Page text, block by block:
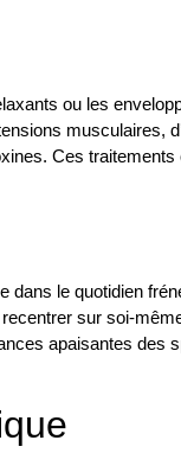
ou les
musculaires,
Ces
dans le quotidien
sur soi-
apaisantes des